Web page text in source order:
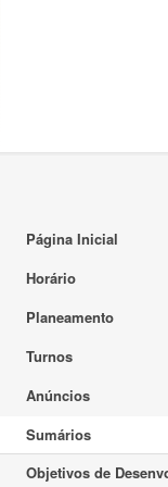
Página Inicial
Horário
Planeamento
Turnos
Anúncios
Sumários
Objetivos de